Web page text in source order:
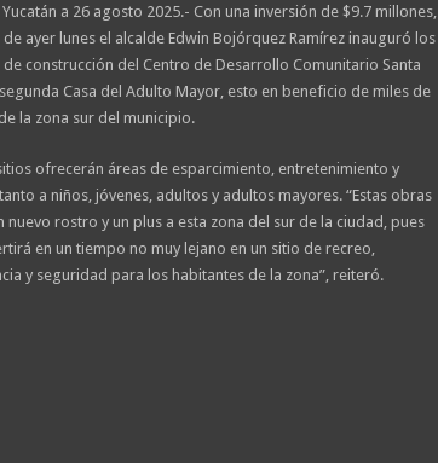
Yucatán a 26 agosto 2025.- Con una inversión de $9.7 millones,
de ayer lunes el alcalde Edwin Bojórquez Ramírez inauguró los
construcción del Centro de Desarrollo Comunitario Santa
Casa del Adulto Mayor, esto en beneficio de miles de
la zona sur del municipio.
ofrecerán áreas de esparcimiento, entretenimiento y
a niños, jóvenes, adultos y adultos mayores. “Estas obras
nuevo rostro y un plus a esta zona del sur de la ciudad, pues
en un tiempo no muy lejano en un sitio de recreo,
y seguridad para los habitantes de la zona”, reiteró.